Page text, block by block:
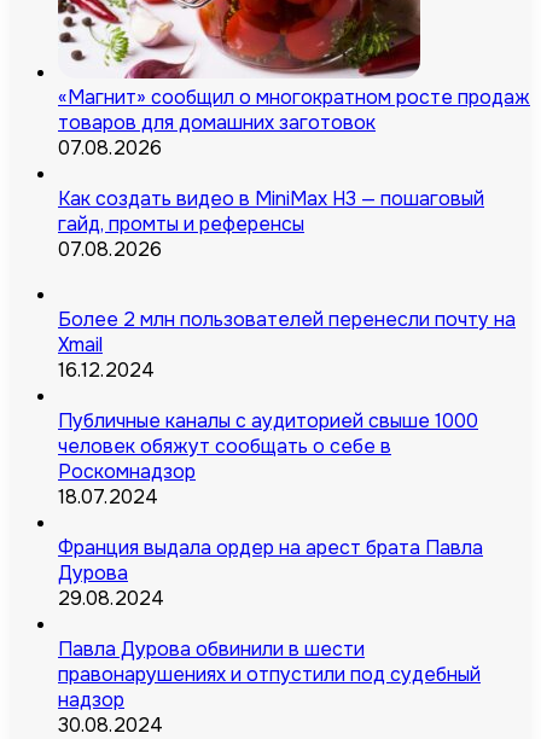
«Магнит» сообщил о многократном росте продаж
товаров для домашних заготовок
07.08.2026
Как создать видео в MiniMax H3 — пошаговый
гайд, промты и референсы
07.08.2026
Более 2 млн пользователей перенесли почту на
Xmail
16.12.2024
Публичные каналы с аудиторией свыше 1000
человек обяжут сообщать о себе в
Роскомнадзор
18.07.2024
Франция выдала ордер на арест брата Павла
Дурова
29.08.2024
Павла Дурова обвинили в шести
правонарушениях и отпустили под судебный
надзор
30.08.2024